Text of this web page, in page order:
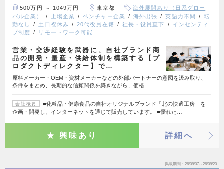
500万円 ～ 1049万円 東京都
海外展開あり（日系グロー
バル企業）
上場企業 ベンチャー企業 海外出張 英語力不問
転
勤なし
土日祝休み 20代役員在籍 社長・役員直下
インセンティ
ブ制度
リモートワーク可能
営業・交渉経験を武器に、自社ブランド商
品の開発・量産・供給体制を構築する【プ
ロダクトディレクター】で…
原料メーカー・OEM・資材メーカーなどの外部パートナーの意図を汲み取り、
条件をまとめ、長期的な信頼関係を築きながら、価格…
会社概要
■化粧品・健康食品の自社オリジナルブランド「北の快適工房」を
企画・開発し、インターネットを通じて販売しています。 ■優れた…
興味あり 詳細へ
掲載期間 26/08/07～26/08/20